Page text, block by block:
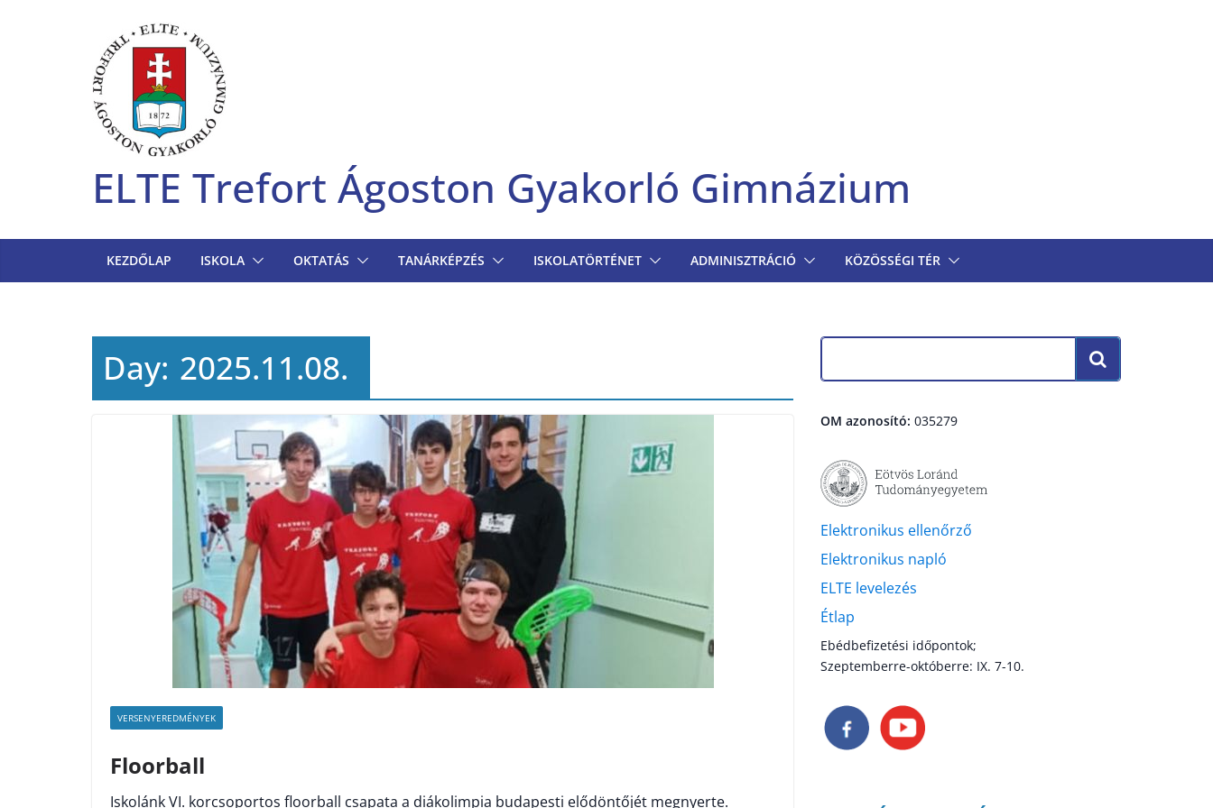
ELTE Trefort Ágoston Gyakorló Gimnázium
KEZDŐLAP ISKOLA OKTATÁS TANÁRKÉPZÉS ISKOLATÖRTÉNET ADMINISZTRÁCIÓ KÖZÖSSÉGI TÉR
Day: 2025.11.08.
VERSENYEREDMÉNYEK
Floorball
Iskolánk VI. korcsoportos floorball csapata a diákolimpia budapesti elődöntőjét megnyerte.
OM azonosító: 035279
Elektronikus ellenőrző
Elektronikus napló
ELTE levelezés
Étlap
Ebédbefizetési időpontok;
Szeptemberre-októberre: IX. 7-10.